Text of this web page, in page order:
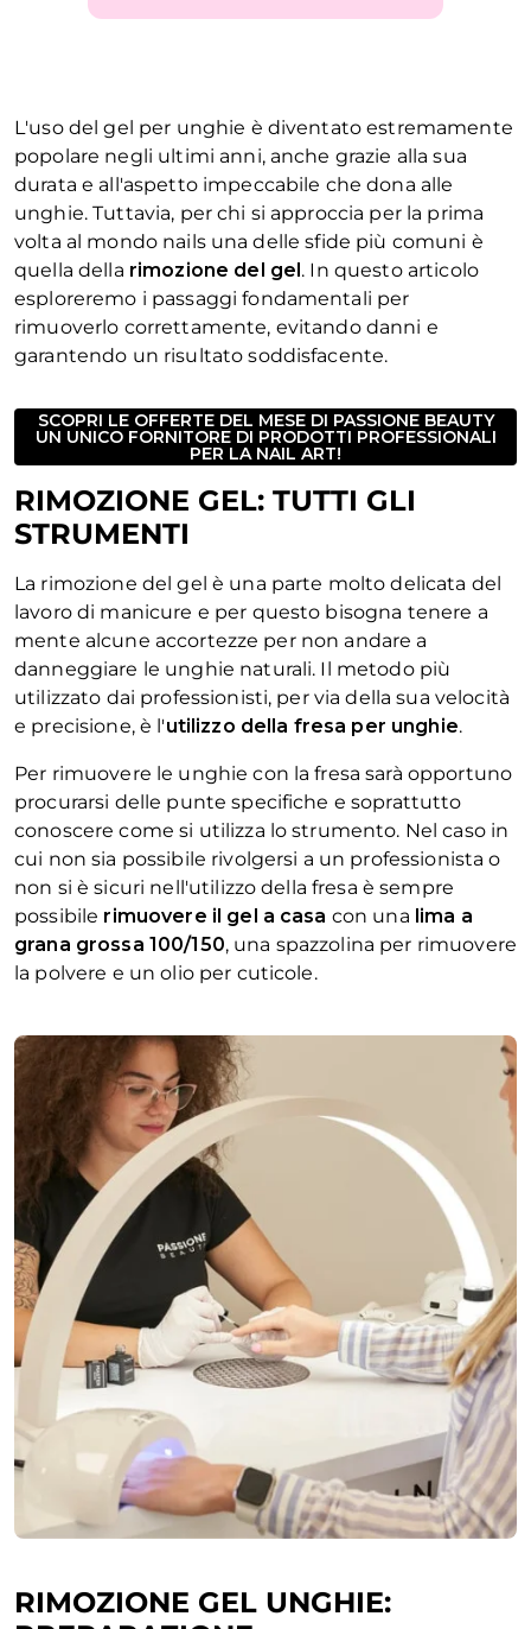
L'uso del gel per unghie è diventato estremamente
popolare negli ultimi anni, anche grazie alla sua
durata e all'aspetto impeccabile che dona alle
unghie. Tuttavia, per chi si approccia per la prima
volta al mondo nails una delle sfide più comuni è
quella della rimozione del gel . In questo articolo
esploreremo i passaggi fondamentali per
rimuoverlo correttamente, evitando danni e
garantendo un risultato soddisfacente.
SCOPRI LE OFFERTE DEL MESE DI PASSIONE BEAUTY
UN UNICO FORNITORE DI PRODOTTI PROFESSIONALI
PER LA NAIL ART!
RIMOZIONE GEL: TUTTI GLI
STRUMENTI
La rimozione del gel è una parte molto delicata del
lavoro di manicure e per questo bisogna tenere a
mente alcune accortezze per non andare a
danneggiare le unghie naturali. Il metodo più
utilizzato dai professionisti, per via della sua velocità
e precisione, è l'utilizzo della fresa per unghie.
Per rimuovere le unghie con la fresa sarà opportuno
procurarsi delle punte specifiche e soprattutto
conoscere come si utilizza lo strumento. Nel caso in
cui non sia possibile rivolgersi a un professionista o
non si è sicuri nell'utilizzo della fresa è sempre
possibile rimuovere il gel a casa con una lima a
grana grossa 100/150, una spazzolina per rimuovere
la polvere e un olio per cuticole.
RIMOZIONE GEL UNGHIE: